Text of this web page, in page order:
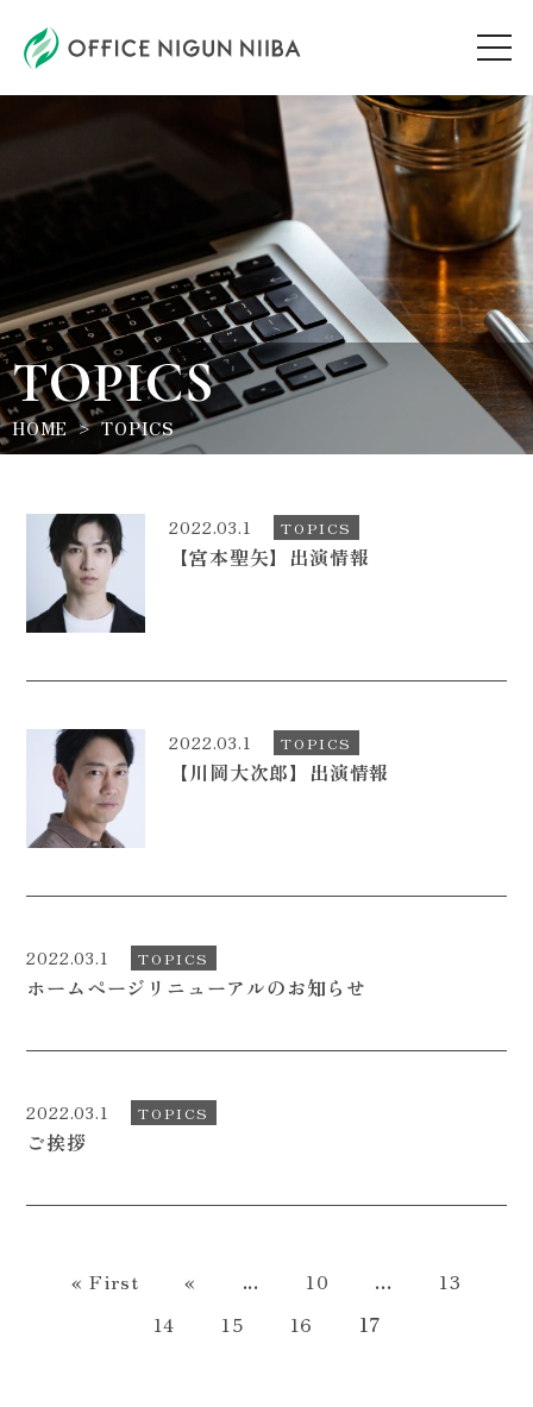
AUDITION
ARTIST
TOPICS
WORKSHOP
CONTACT
TOPICS
HOME TOPICS
2022.03.1 TOPICS
【宮本聖矢】出演情報
2022.03.1 TOPICS
【川岡大次郎】出演情報
2022.03.1 TOPICS
ホームページリニューアルのお知らせ
2022.03.1 TOPICS
ご挨拶
« First « ... 10 ...
13
14
15 16 17